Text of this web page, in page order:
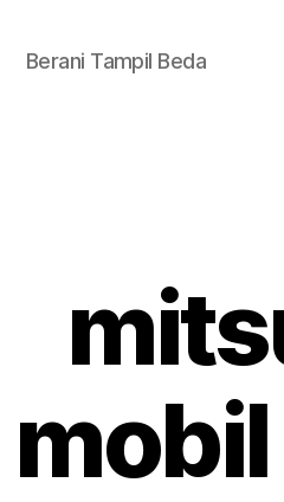
Berani Tampil Beda